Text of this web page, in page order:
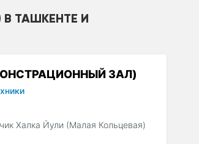
В ТАШКЕНТЕ И
ЗАЛ)
Халка Йули (Малая Кольцевая)